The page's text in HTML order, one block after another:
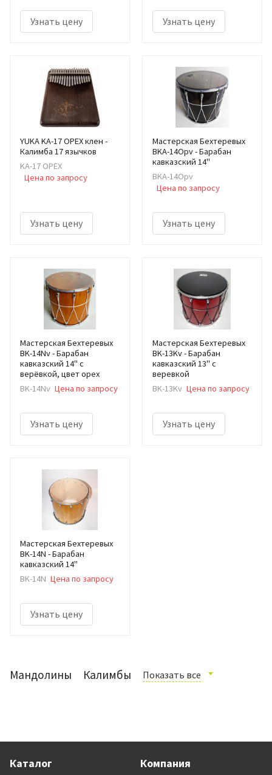
Узнать цену Узнать цену
YUKA KA-17 ОРЕХ клен -
Калимба 17 язычков
KA-17 ОРЕХ
Цена по запросу
Узнать цену
Мастерская Бехтеревых
BKA-14Opv - Барабан
кавказский 14"
BKA-14Opv
Цена по запросу
Узнать цену
Мастерская Бехтеревых
BK-14Nv - Барабан
кавказский 14" с
верёвкой, цвет орех
BK-14Nv Цена по запросу
Узнать цену
Мастерская Бехтеревых
BK-13Kv - Барабан
кавказский 13" с
веревкой
BK-13Kv Цена по запросу
Узнать цену
Мастерская Бехтеревых
BK-14N - Барабан
кавказский 14"
BK-14N Цена по запросу
Узнать цену
Мандолины Калимбы Показать все
Каталог Компания